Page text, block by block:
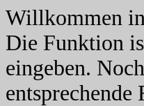
Willkommen
Die Funktion
eingeben.